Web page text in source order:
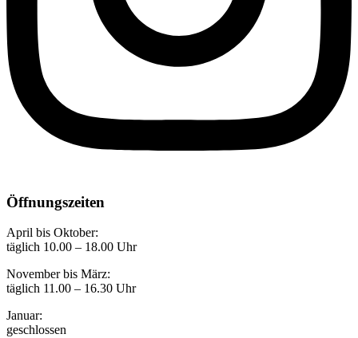
Öffnungszeiten
April bis Oktober:
täglich 10.00 – 18.00 Uhr
November bis März:
täglich 11.00 – 16.30 Uhr
Januar:
geschlossen